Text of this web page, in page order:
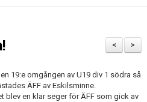
>
<
19:e omgången av U19 div 1 södra så
ÄFF av Eskilsminne.
blev en klar seger för ÄFF som gick av